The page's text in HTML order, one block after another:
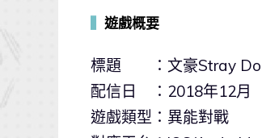
遊戲概要
標題 ：文豪Stray
配信日 ：2018年12月
遊戲類型：異能對戰